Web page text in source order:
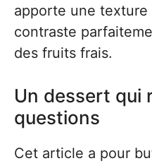
apporte une
contraste
des fruits frais.
Un dessert qui
questions
Cet article a pour